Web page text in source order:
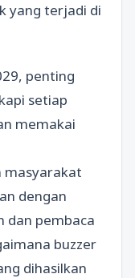
yang terjadi di
penting
setiap
memakai
masyarakat
dengan
dan pembaca
buzzer
dihasilkan